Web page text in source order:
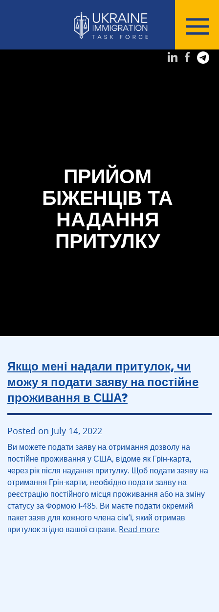
ПРИЙОМ
БІЖЕНЦІВ ТА
НАДАННЯ
ПРИТУЛКУ
Якщо мені надали притулок, чи
можу я подати заяву на постійне
проживання в США?
Posted on July 14, 2022
Ви можете подати заяву на отримання дозволу на
постійне проживання у США, відоме як Грін-карта,
через рік після надання притулку. Щоб подати заяву на
отримання Грін-карти, необхідно подати заяву на
реєстрацію постійного місця проживання або на зміну
статусу за Формою І-485. Ви маєте подати окремий
пакет заяв для кожного члена сім’ї, який отримав
притулок згідно вашої справи. Read more